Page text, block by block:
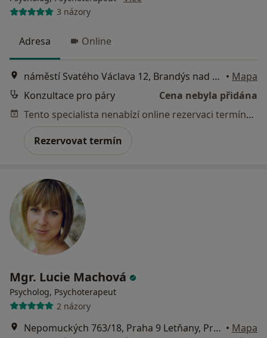
3 názory
Adresa Online
náměstí Svatého Václava 12, Brandýs nad Labem-Stará Boleslav • Mapa
Konzultace pro páry
Cena nebyla přidána
Tento specialista nenabízí online rezervaci termínu na této adrese.
Rezervovat termín
Mgr. Lucie Machová
Psycholog, Psychoterapeut
2 názory
Nepomuckých 763/18, Praha 9 Letňany, Praha • Mapa